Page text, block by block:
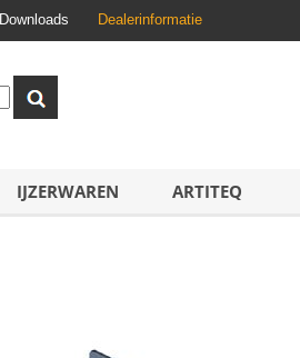
Downloads Dealerinformatie
IJZERWAREN ARTITEQ